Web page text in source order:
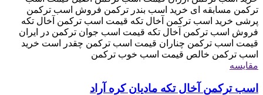
مقایسه
اسب ترکمن آخال تکه مادیان کره آراد